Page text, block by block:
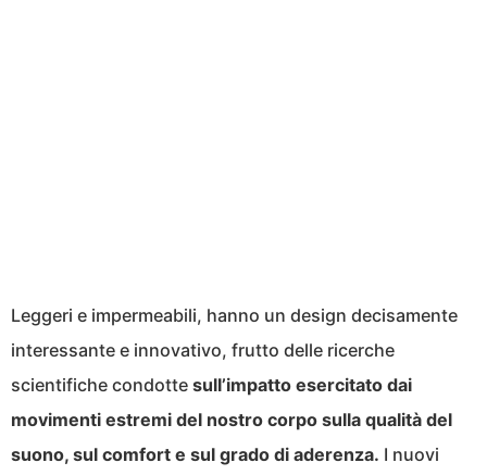
Leggeri e impermeabili, hanno un design decisamente
interessante e innovativo, frutto delle ricerche
scientifiche condotte sull’impatto esercitato dai
movimenti estremi del nostro corpo sulla qualità del
suono, sul comfort e sul grado di aderenza. I nuovi